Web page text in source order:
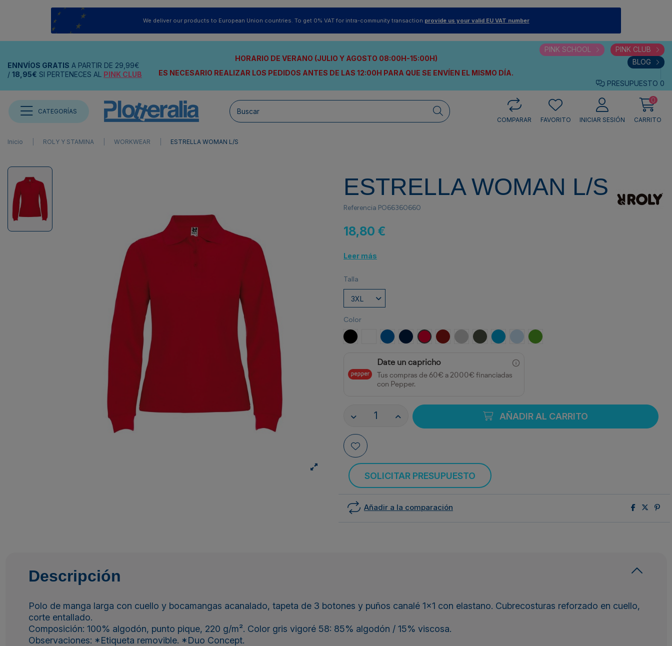
We deliver our products to European Union countries. To get 0% VAT for intra-community transaction provide us your valid EU VAT number
ENNVÍOS GRATIS A PARTIR DE 29,99€
/ 18,95€ SI PERTENECES AL PINK CLUB
HORARIO DE VERANO (JULIO Y AGOSTO 08:00H-15:00H)
ES NECESARIO REALIZAR LOS PEDIDOS ANTES DE LAS 12:00H PARA QUE SE ENVÍEN EL MISMO DÍA.
PINK SCHOOL
PINK CLUB
BLOG
PRESUPUESTO 0
CATEGORÍAS
COMPARAR
FAVORITO INICIAR SESIÓN
0
CARRITO
Inicio ROLY Y STAMINA WORKWEAR ESTRELLA WOMAN L/S
ESTRELLA WOMAN L/S
Referencia PO66360660
18,80 €
Leer más
Talla
Color
NEGRO BLANCOROYAL MARINOROJO GRANATEGRIS VIGOREPLOMO OSCURO
TURQUESACELESTEVERDE GRASS
Date un capricho
Tus compras de 60€ a 2000€ financiadas
con Pepper.
AÑADIR AL CARRITO
SOLICITAR PRESUPUESTO
Añadir a la comparación
Descripción
Polo de manga larga con cuello y bocamangas acanalado, tapeta de 3 botones y puños canalé 1x1 con elastano. Cubrecosturas reforzado en cuello,
corte entallado.
Composición: 100% algodón, punto pique, 220 g/m². Color gris vigoré 58: 85% algodón / 15% viscosa.
Observaciones: *Etiqueta removible. *Duo Concept.